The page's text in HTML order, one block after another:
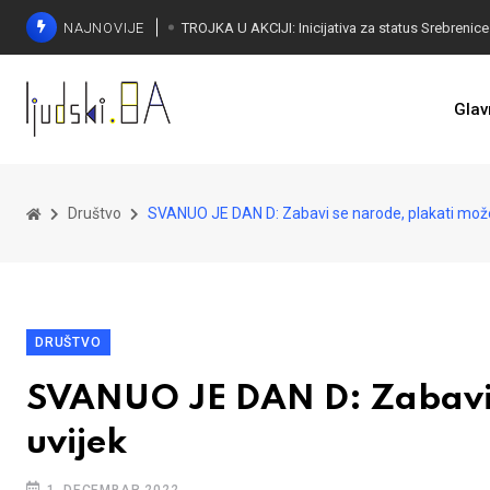
NAJNOVIJE
Društvo SVANUO JE DAN D: Zabavi se narode, plakati
DRUŠTVO
SVANUO JE DAN D:
uvijek